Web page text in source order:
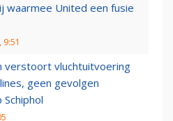
waarmee United een fusie
verstoort vluchtuitvoering
geen gevolgen